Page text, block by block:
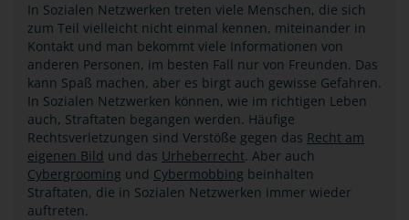
In Sozialen Netzwerken treten viele Menschen, die sich
zum Teil vielleicht nicht einmal kennen, miteinander in
Kontakt und man bekommt viele Informationen von
anderen Personen, im besten Fall nur von Freunden. Das
kann Spaß machen, aber es birgt auch gewisse Gefahren.
In Sozialen Netzwerken können, wie im richtigen Leben
auch, Straftaten begangen werden. Häufige
Rechtsverletzungen sind Verstöße gegen das Recht am
eigenen Bild und das Urheberrecht. Aber auch
Cybergrooming und Cybermobbing beinhalten
Straftaten, die in Sozialen Netzwerken immer wieder
auftreten.